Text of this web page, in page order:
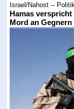
Israel/Nahost -- Politik
Hamas
Mord an Gegnern